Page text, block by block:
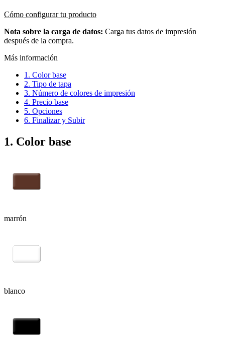
Cómo configurar tu producto
Nota sobre la carga de datos: Carga tus datos de impresión
después de la compra.
Más información
1. Color base
2. Tipo de tapa
3. Número de colores de impresión
4. Precio base
5. Opciones
6. Finalizar y Subir
1. Color base
marrón
blanco